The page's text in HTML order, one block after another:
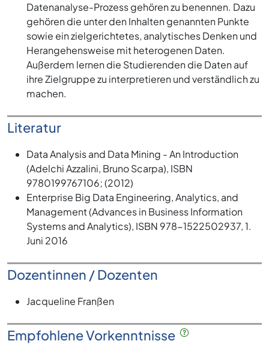
Datenanalyse-Prozess gehören zu benennen. Dazu
gehören die unter den Inhalten genannten Punkte
sowie ein zielgerichtetes, analytisches Denken und
Herangehensweise mit heterogenen Daten.
Außerdem lernen die Studierenden die Daten auf
ihre Zielgruppe zu interpretieren und verständlich zu
machen.
Literatur
Data Analysis and Data Mining - An Introduction
(Adelchi Azzalini, Bruno Scarpa), ISBN
9780199767106; (2012)
Enterprise Big Data Engineering, Analytics, and
Management (Advances in Business Information
Systems and Analytics), ISBN 978-1522502937, 1.
Juni 2016
Dozentinnen / Dozenten
Jacqueline Franßen
Empfohlene Vorkenntnisse